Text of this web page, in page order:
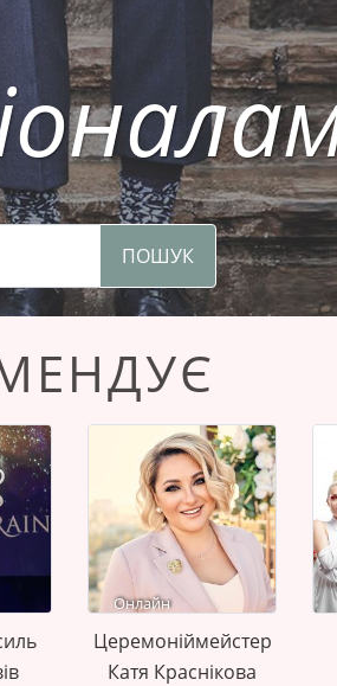
ПОШУК
Онлайн
Церемоніймейстер
Катя Краснікова